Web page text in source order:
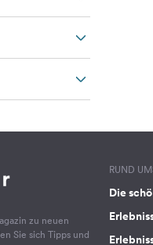
zu neuen
Sie sich Tipps und
RUND
Die